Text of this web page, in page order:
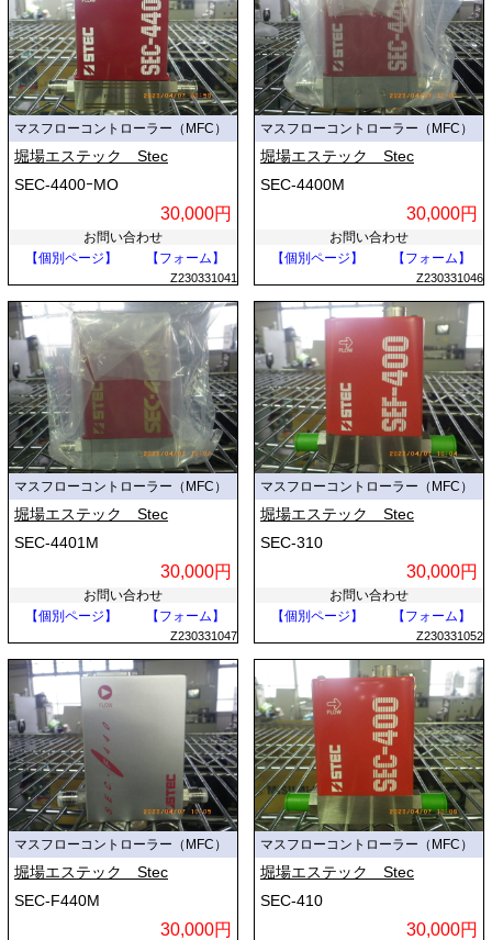
マスフローコントローラー（MFC）
堀場エステック Stec
SEC-4400ｰMO
30,000円
お問い合わせ
【個別ページ】
【フォーム】
Z230331041
マスフローコントローラー（MFC）
堀場エステック Stec
SEC-4400M
30,000円
お問い合わせ
【個別ページ】
【フォーム】
Z230331046
マスフローコントローラー（MFC）
堀場エステック Stec
SEC-4401M
30,000円
お問い合わせ
【個別ページ】
【フォーム】
Z230331047
マスフローコントローラー（MFC）
堀場エステック Stec
SEC-310
30,000円
お問い合わせ
【個別ページ】
【フォーム】
Z230331052
マスフローコントローラー（MFC）
堀場エステック Stec
SEC-F440M
30,000円
マスフローコントローラー（MFC）
堀場エステック Stec
SEC-410
30,000円